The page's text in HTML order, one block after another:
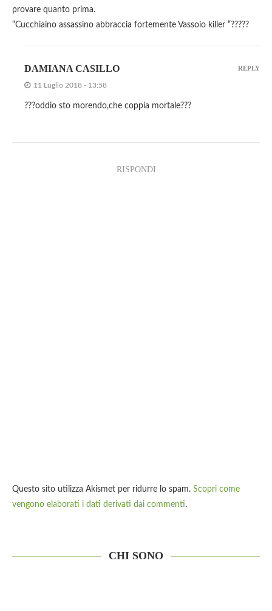
provare quanto prima.
“Cucchiaino assassino abbraccia fortemente Vassoio killer “?????
DAMIANA CASILLO
11 Luglio 2018 - 13:58
???oddio sto morendo,che coppia mortale???
REPLY
RISPONDI
Questo sito utilizza Akismet per ridurre lo spam. Scopri come
vengono elaborati i dati derivati dai commenti.
CHI SONO